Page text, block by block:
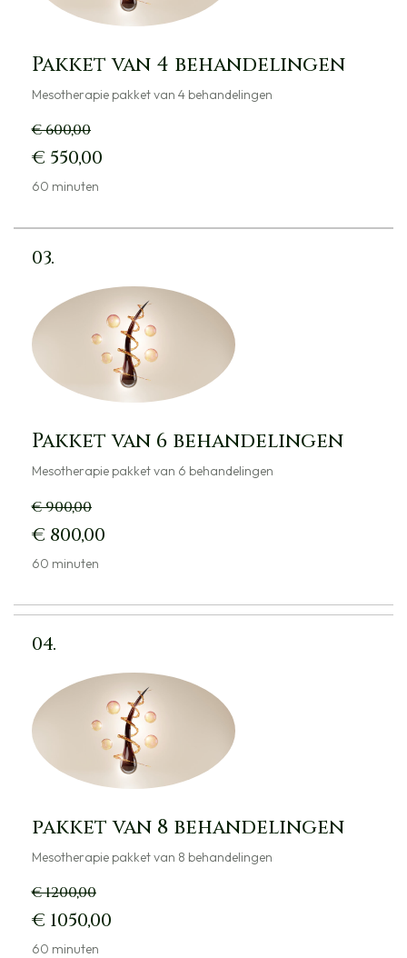
Pakket van 4 behandelingen
Mesotherapie pakket van 4 behandelingen
€ 600,00
€ 550,00
60 minuten
03.
Pakket van 6 behandelingen​
Mesotherapie pakket van 6 behandelingen
€ 900,00
€ 800,00
60 minuten
04.
pakket van 8 behandelingen
Mesotherapie pakket van 8 behandelingen
€ 1200,00
€ 1050,00
60 minuten